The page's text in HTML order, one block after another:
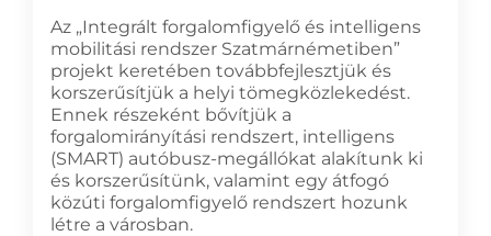
Az „Integrált forgalomfigyelő és intelligens
mobilitási rendszer Szatmárnémetiben”
projekt keretében továbbfejlesztjük és
korszerűsítjük a helyi tömegközlekedést.
Ennek részeként bővítjük a
forgalomirányítási rendszert, intelligens
(SMART) autóbusz-megállókat alakítunk ki
és korszerűsítünk, valamint egy átfogó
közúti forgalomfigyelő rendszert hozunk
létre a városban.